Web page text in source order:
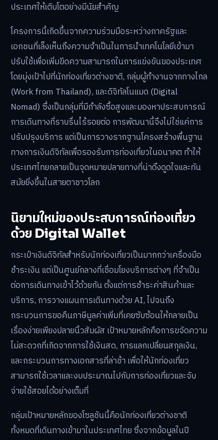
ประเทศให้เติบโตอย่างมีนัยสำคัญ
โครงการนี้เกิดขึ้นจากความร่วมมือระหว่างภาครัฐและ
เอกชนที่เล็งเห็นถึงความจำเป็นในการนำเทคโนโลยีเข้ามา
ปรับใช้เพื่อเพิ่มขีดความสามารถในการแข่งขันของประเทศ
โดยมุ่งเป้าไปที่นักท่องเที่ยวต่างชาติ, กลุ่มผู้ทำงานจากทางไกล
(Work from Thailand), และดิจิทัลโนแมด (Digital
Nomad) ซึ่งเป็นกลุ่มที่มีกำลังซื้อสูงและมองหาประสบการณ์
การเดินทางที่ราบรื่นไร้รอยต่อ การพัฒนานี้จึงไม่ใช่แค่การ
ปรับปรุงบริการ แต่เป็นการวางรากฐานโครงสร้างพื้นฐาน
ทางการเงินดิจิทัลเพื่อรองรับการท่องเที่ยวในอนาคต ทำให้
ประเทศไทยกลายเป็นจุดหมายปลายทางที่น่าดึงดูดใจและทัน
สมัยยิ่งขึ้นในสายตาชาวโลก
นิยามใหม่ของประสบการณ์ท่องเที่ยว
ด้วย Digital Wallet
กระเป๋าเงินดิจิทัลสำหรับนักท่องเที่ยวเป็นมากกว่าเครื่องมือ
ชำระเงิน แต่เป็นศูนย์กลางที่เชื่อมโยงบริการต่างๆ ที่จำเป็น
ต่อการเดินทางเข้าไว้ด้วยกัน ตั้งแต่การชำระค่าสินค้าและ
บริการ, การวางแผนการเดินทางด้วย AI, ไปจนถึง
กระบวนการขอคืนภาษีมูลค่าเพิ่มที่เคยซับซ้อนให้กลายเป็น
เรื่องง่ายเพียงปลายนิ้วสัมผัส เป้าหมายหลักคือการขจัดความ
ไม่สะดวกที่เกิดจากการใช้เงินสด, การแลกเปลี่ยนสกุลเงิน,
และกระบวนการทางเอกสารที่ล่าช้า เพื่อให้นักท่องเที่ยว
สามารถใช้เวลาและงบประมาณไปกับการท่องเที่ยวและจับ
จ่ายใช้สอยได้อย่างเต็มที่
กลุ่มเป้าหมายหลักของโซลูชันนี้คือนักท่องเที่ยวต่างชาติ
ทั้งหมดที่เดินทางเข้ามาในประเทศไทย ซึ่งจากข้อมูลในปี